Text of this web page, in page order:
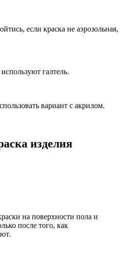
если краска не аэрозольная,
галтель.
вариант с акрилом.
изделия
на поверхности пола и
после того, как